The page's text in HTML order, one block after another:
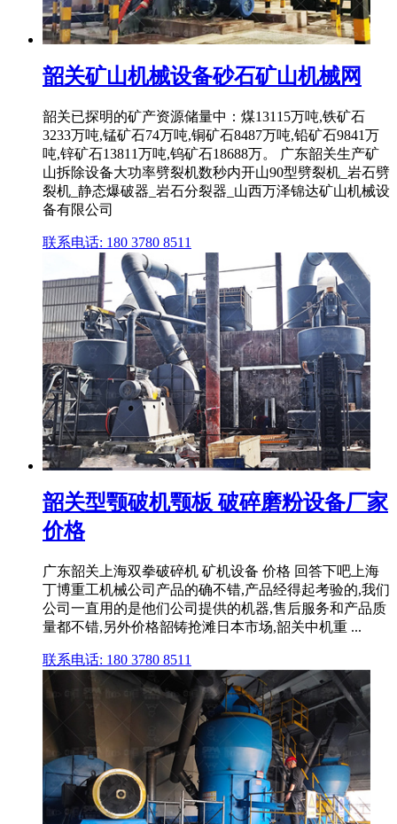
韶关矿山机械设备砂石矿山机械网
韶关已探明的矿产资源储量中：煤13115万吨,铁矿石
3233万吨,锰矿石74万吨,铜矿石8487万吨,铅矿石9841万
吨,锌矿石13811万吨,钨矿石18688万。 广东韶关生产矿
山拆除设备大功率劈裂机数秒内开山90型劈裂机_岩石劈
裂机_静态爆破器_岩石分裂器_山西万泽锦达矿山机械设
备有限公司
联系电话: 180 3780 8511
韶关型颚破机颚板 破碎磨粉设备厂家
价格
广东韶关上海双拳破碎机 矿机设备 价格 回答下吧上海
丁博重工机械公司产品的确不错,产品经得起考验的,我们
公司一直用的是他们公司提供的机器,售后服务和产品质
量都不错,另外价格韶铸抢滩日本市场,韶关中机重 ...
联系电话: 180 3780 8511